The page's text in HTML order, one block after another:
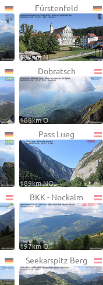
Fürstenfeld
187km N
Dobratsch
188km O
Pass Lueg
189km NO
BKK - Nockalm
197km O
Seekarspitz Berg